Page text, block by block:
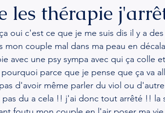
les thérapie
oui c'est ce que je me suis dis il y a
mon couple mal dans ma peau en
avec une psy sympa avec qui ça colle
parce que je pense que ça va
d'avoir même parler du viol ou
pas du a cela !! j'ai donc tout arrêté !! la